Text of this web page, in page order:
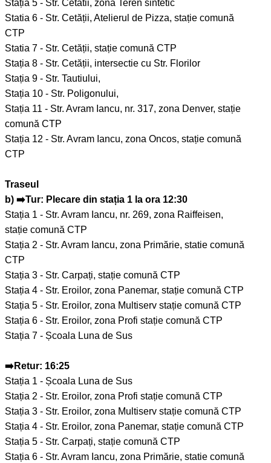
Stația 5 - Str. Cetătii, zona Teren sintetic
Statia 6 - Str. Cetății, Atelierul de Pizza, stație comună
CTP
Statia 7 - Str. Cetății, stație comună CTP
Stația 8 - Str. Cetății, intersectie cu Str. Florilor
Stația 9 - Str. Tautiului,
Stația 10 - Str. Poligonului,
Stația 11 - Str. Avram Iancu, nr. 317, zona Denver, stație
comună CTP
Stația 12 - Str. Avram Iancu, zona Oncos, stație comună
CTP
Traseul
b) ➡️Tur: Plecare din stația 1 la ora 12:30
Stația 1 - Str. Avram Iancu, nr. 269, zona Raiffeisen,
stație comună CTP
Stația 2 - Str. Avram Iancu, zona Primărie, statie comună
CTP
Stația 3 - Str. Carpați, stație comună CTP
Stația 4 - Str. Eroilor, zona Panemar, stație comună CTP
Stația 5 - Str. Eroilor, zona Multiserv stație comună CTP
Stația 6 - Str. Eroilor, zona Profi stație comună CTP
Stația 7 - Școala Luna de Sus
➡️Retur: 16:25
Stația 1 - Școala Luna de Sus
Stația 2 - Str. Eroilor, zona Profi stație comună CTP
Stația 3 - Str. Eroilor, zona Multiserv stație comună CTP
Stația 4 - Str. Eroilor, zona Panemar, stație comună CTP
Stația 5 - Str. Carpați, stație comună CTP
Stația 6 - Str. Avram Iancu, zona Primărie, statie comună